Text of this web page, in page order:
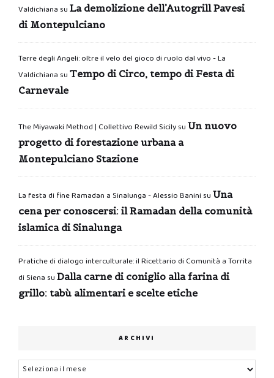
Valdichiana su La demolizione dell’Autogrill Pavesi
di Montepulciano
Terre degli Angeli: oltre il velo del gioco di ruolo dal vivo - La
Valdichiana su Tempo di Circo, tempo di Festa di
Carnevale
The Miyawaki Method | Collettivo Rewild Sicilysu Un nuovo
progetto di forestazione urbana a
Montepulciano Stazione
La festa di fine Ramadan a Sinalunga - Alessio Banini su Una
cena per conoscersi: il Ramadan della comunità
islamica di Sinalunga
Pratiche di dialogo interculturale: il Ricettario di Comunità a Torrita
di Siena su Dalla carne di coniglio alla farina di
grillo: tabù alimentari e scelte etiche
ARCHIVI
Archivi